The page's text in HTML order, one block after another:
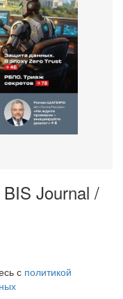
BIS Journal /
с политикой